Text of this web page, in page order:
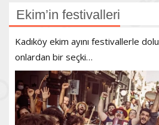
Ekim’in festivalleri
Kadıköy ekim ayını festivallerle
onlardan bir seçki…